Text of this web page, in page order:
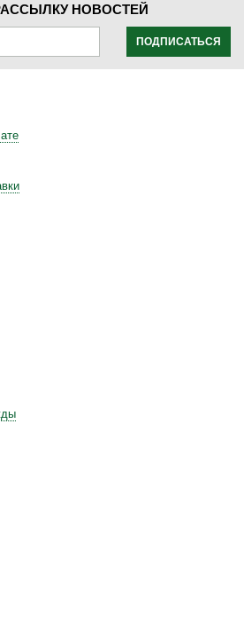
НОВОСТЕЙ
ПОДПИСАТЬСЯ